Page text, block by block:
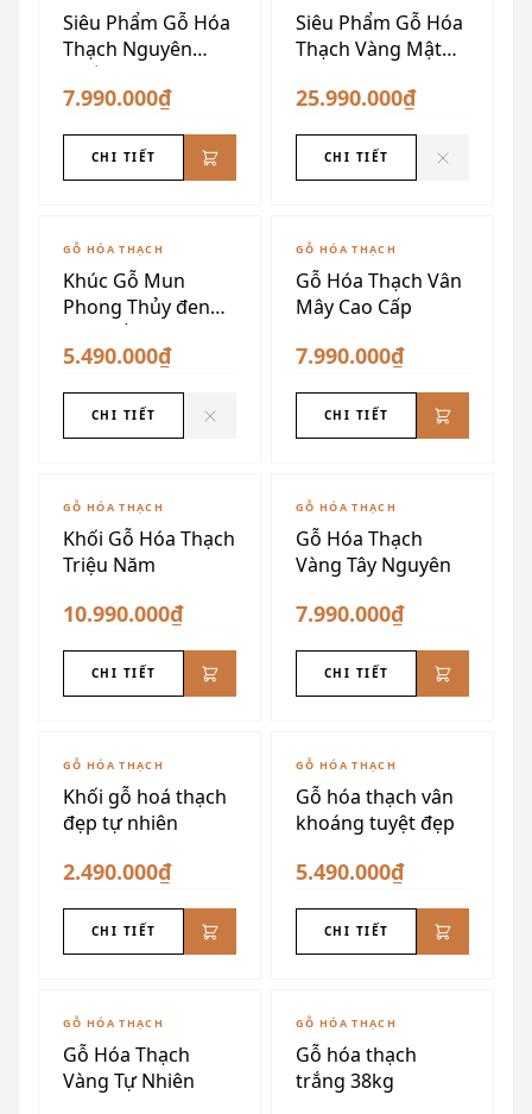
Siêu Phẩm Gỗ Hóa
Thạch Nguyên
Khối
7.990.000₫
CHI TIẾT
Siêu Phẩm Gỗ Hóa
Thạch Vàng Mật
25.990.000₫
CHI TIẾT
ĐÃ SƯU TẦM
GỖ HÓA THẠCH
Khúc Gỗ Mun
Phong Thủy đen
Vân Trắng
5.490.000₫
CHI TIẾT
GỖ HÓA THẠCH
Gỗ Hóa Thạch Vân
Mây Cao Cấp
7.990.000₫
CHI TIẾT
GỖ HÓA THẠCH
Khối Gỗ Hóa Thạch
Triệu Năm
10.990.000₫
CHI TIẾT
GỖ HÓA THẠCH
Gỗ Hóa Thạch
Vàng Tây Nguyên
7.990.000₫
CHI TIẾT
GỖ HÓA THẠCH
Khối gỗ hoá thạch
đẹp tự nhiên
2.490.000₫
CHI TIẾT
GỖ HÓA THẠCH
Gỗ hóa thạch vân
khoáng tuyệt đẹp
5.490.000₫
CHI TIẾT
GỖ HÓA THẠCH
Gỗ Hóa Thạch
Vàng Tự Nhiên
GỖ HÓA THẠCH
Gỗ hóa thạch
trắng 38kg